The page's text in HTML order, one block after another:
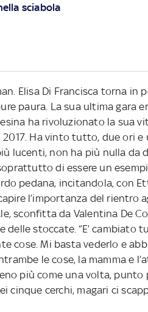
sciabola
Elisa Di Francisca torna in
paura. La sua ultima gara
ha rivoluzionato la sua
Ha vinto tutto, due ori e
lucenti, non ha più nulla da
di essere un
pedana, incitandola, con
l’importanza del rientro
sconfitta da Valentina De
stoccate. “E’ cambiato
cose. Mi basta vederlo e
le cose, la mamma e
più come una volta, punto
cinque cerchi, magari ci